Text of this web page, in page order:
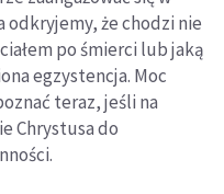
odkryjemy, że chodzi nie
po śmierci lub jaką
egzystencja. Moc
teraz, jeśli na
Chrystusa do